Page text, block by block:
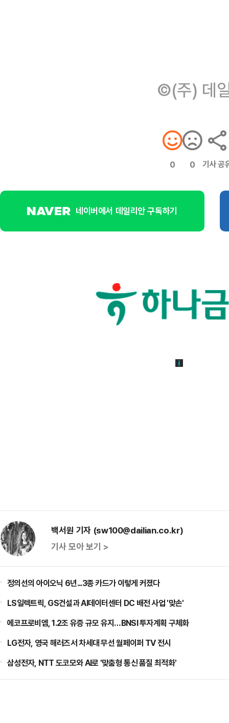
©(주) 데
0 0 기사 공
네이버에서 데일리안 구독하기
백서원 기자 (sw100@dailian.co.kr)
기사 모아 보기 >
정의선의 아이오닉 6년...3종 카드가 이렇게 커졌다
LS일렉트릭, GS건설과 AI데이터센터 DC 배전 사업 '맞손'
에코프로비엠, 1.2조 유증 규모 유지…BNSI 투자계획 구체화
LG전자, 영국 해러즈서 차세대 무선 월페이퍼 TV 전시
삼성전자, NTT 도코모와 AI로 '맞춤형 통신 품질 최적화'